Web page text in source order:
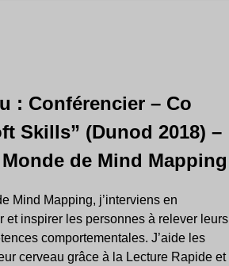
: Conférencier – Co
Skills” (Dunod 2018) –
de Mind Mapping
Mind Mapping, j’interviens en
et inspirer les personnes à relever leurs
comportementales. J’aide les
cerveau grâce à la Lecture Rapide et